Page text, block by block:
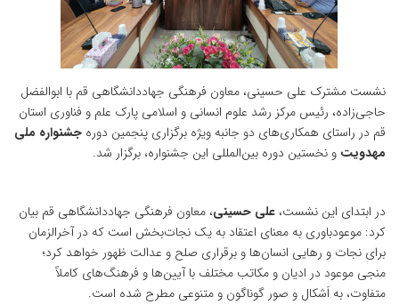
نشست مشترک علی حسینی، معاون فرهنگی جهاددانشگاهی قم با ابوالفضل
حاجی‌زاده، رئیس مرکز رشد علوم انسانی و اسلامی پارک علم و فناوری استان
قم در راستای همکاری‌های دو جانبه ویژه برگزاری پنجمین دوره جشنواره ملی
مهدویت و نخستین دوره بین‌المللی این جشنواره، برگزار شد.
در ابتدای این نشست، علی حسینی، معاون فرهنگی جهاددانشگاهی قم بیان
کرد: موعودباوری به معنای اعتقاد به یک نجات‌بخش است که در آخرالزمان
برای نجات و رهایی انسان‌ها و برقراری صلح و عدالت ظهور خواهد کرد؛
منجی موعود در ادیان و مکاتب مختلف با آیین‌ها و فرهنگ‌های کاملاً
متفاوت، به اَشکال و صور گوناگون و متنوعی مطرح شده است.